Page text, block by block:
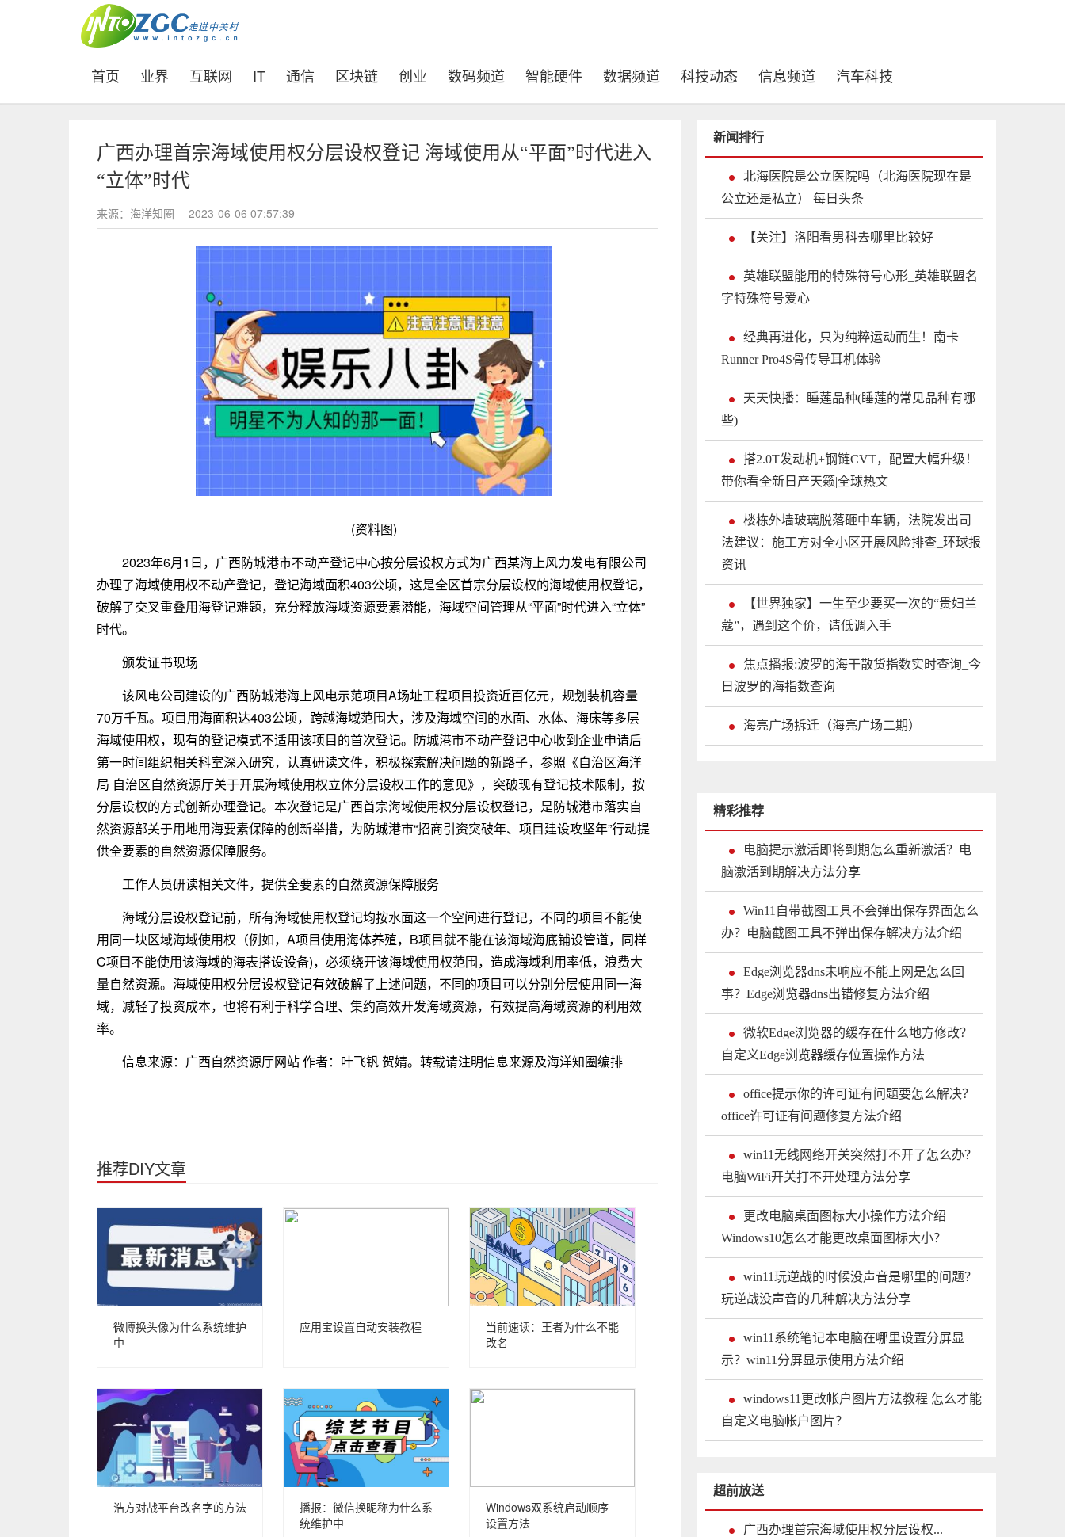
首页 (current)
业界 互联网 IT 通信 区块链 创业 数码频道 智能硬件 数据频道 科技动态 信息频道 汽车科技
广西办理首宗海域使用权分层设权登记 海域使用从“平面”时代进入
“立体”时代
来源：海洋知圈 2023-06-06 07:57:39
(资料图)
2023年6月1日，广西防城港市不动产登记中心按分层设权方式为广西某海上风力发电有限公司
办理了海域使用权不动产登记，登记海域面积403公顷，这是全区首宗分层设权的海域使用权登记，
破解了交叉重叠用海登记难题，充分释放海域资源要素潜能，海域空间管理从“平面”时代进入“立体”
时代。
颁发证书现场
该风电公司建设的广西防城港海上风电示范项目A场址工程项目投资近百亿元，规划装机容量
70万千瓦。项目用海面积达403公顷，跨越海域范围大，涉及海域空间的水面、水体、海床等多层
海域使用权，现有的登记模式不适用该项目的首次登记。防城港市不动产登记中心收到企业申请后
第一时间组织相关科室深入研究，认真研读文件，积极探索解决问题的新路子，参照《自治区海洋
局 自治区自然资源厅关于开展海域使用权立体分层设权工作的意见》，突破现有登记技术限制，按
分层设权的方式创新办理登记。本次登记是广西首宗海域使用权分层设权登记，是防城港市落实自
然资源部关于用地用海要素保障的创新举措，为防城港市“招商引资突破年、项目建设攻坚年”行动提
供全要素的自然资源保障服务。
工作人员研读相关文件，提供全要素的自然资源保障服务
海域分层设权登记前，所有海域使用权登记均按水面这一个空间进行登记，不同的项目不能使
用同一块区域海域使用权（例如，A项目使用海体养殖，B项目就不能在该海域海底铺设管道，同样
C项目不能使用该海域的海表搭设设备)，必须绕开该海域使用权范围，造成海域利用率低，浪费大
量自然资源。海域使用权分层设权登记有效破解了上述问题，不同的项目可以分别分层使用同一海
域，减轻了投资成本，也将有利于科学合理、集约高效开发海域资源，有效提高海域资源的利用效
率。
信息来源：广西自然资源厅网站 作者：叶飞钒 贺婧。转载请注明信息来源及海洋知圈编排
推荐DIY文章
微博换头像为什么系统维护
中
应用宝设置自动安装教程
当前速读：王者为什么不能
改名
浩方对战平台改名字的方法
播报：微信换昵称为什么系
统维护中
Windows双系统启动顺序
设置方法
新闻排行
北海医院是公立医院吗（北海医院现在是
公立还是私立） 每日头条
【关注】洛阳看男科去哪里比较好
英雄联盟能用的特殊符号心形_英雄联盟名
字特殊符号爱心
经典再进化，只为纯粹运动而生！南卡
Runner Pro4S骨传导耳机体验
天天快播：睡莲品种(睡莲的常见品种有哪
些)
搭2.0T发动机+钢链CVT，配置大幅升级！
带你看全新日产天籁|全球热文
楼栋外墙玻璃脱落砸中车辆，法院发出司
法建议：施工方对全小区开展风险排查_环球报
资讯
【世界独家】一生至少要买一次的“贵妇兰
蔻”，遇到这个价，请低调入手
焦点播报:波罗的海干散货指数实时查询_今
日波罗的海指数查询
海亮广场拆迁（海亮广场二期）
精彩推荐
电脑提示激活即将到期怎么重新激活？电
脑激活到期解决方法分享
Win11自带截图工具不会弹出保存界面怎么
办？电脑截图工具不弹出保存解决方法介绍
Edge浏览器dns未响应不能上网是怎么回
事？Edge浏览器dns出错修复方法介绍
微软Edge浏览器的缓存在什么地方修改？
自定义Edge浏览器缓存位置操作方法
office提示你的许可证有问题要怎么解决？
office许可证有问题修复方法介绍
win11无线网络开关突然打不开了怎么办？
电脑WiFi开关打不开处理方法分享
更改电脑桌面图标大小操作方法介绍
Windows10怎么才能更改桌面图标大小？
win11玩逆战的时候没声音是哪里的问题？
玩逆战没声音的几种解决方法分享
win11系统笔记本电脑在哪里设置分屏显
示？win11分屏显示使用方法介绍
windows11更改帐户图片方法教程 怎么才能
自定义电脑帐户图片？
超前放送
广西办理首宗海域使用权分层设权...